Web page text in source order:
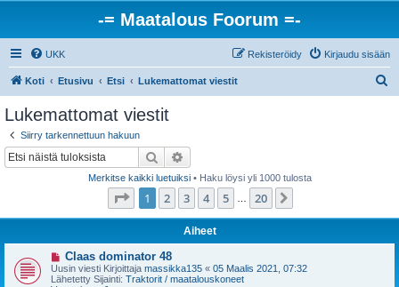
-= Maatalous Foorum =-
UKK Kirjaudu sisään
Rekisteröidy
Koti Etusivu Etsi Lukemattomat viestit
Lukemattomat viestit
Siirry tarkennettuun hakuun
Etsi
Merkitse kaikki luetuiksi• Haku löysi yli 1000 tulosta
Sivu /20
1 2 3 4 5 20
Aiheet
U
u
s
Claas dominator 48
Uusin viesti Kirjoittaja massikka135 « 05 Maalis 2021, 07:32
Lähetetty Sijainti: Traktorit / maatalouskoneet